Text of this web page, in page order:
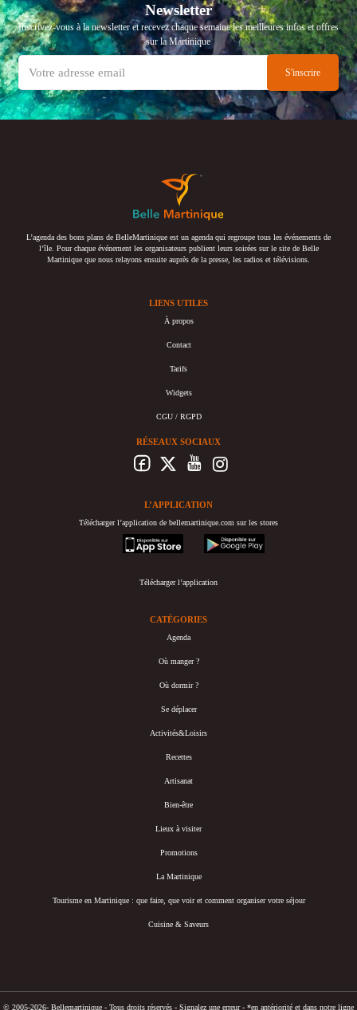
Newsletter
Inscrivez-vous à la newsletter et recevez chaque semaine les meilleures infos et offres
sur la Martinique
L’agenda des bons plans de BelleMartinique est un agenda qui regroupe tous les événements de
l’île. Pour chaque événement les organisateurs publient leurs soirées sur le site de Belle
Martinique que nous relayons ensuite auprès de la presse, les radios et télévisions.
LIENS UTILES
À propos
Contact
Tarifs
Widgets
CGU / RGPD
RÉSEAUX SOCIAUX
L’APPLICATION
Télécharger l’application de bellemartinique.com sur les stores
appstore
googleplay
Télécharger l’application
CATÉGORIES
Agenda
Où manger ?
Où dormir ?
Se déplacer
Activités&Loisirs
Recettes
Artisanat
Bien-être
Lieux à visiter
Promotions
La Martinique
Tourisme en Martinique : que faire, que voir et comment organiser votre séjour
Cuisine & Saveurs
© 2005-2026- Bellemartinique - Tous droits réservés - Signalez une erreur - *en antériorité et dans notre ligne